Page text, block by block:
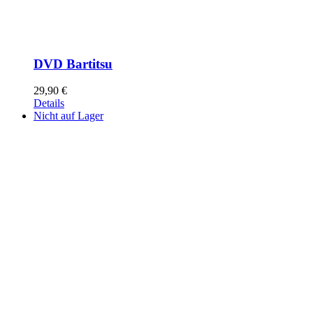
DVD Bartitsu
29,90 €
Details
Nicht auf Lager